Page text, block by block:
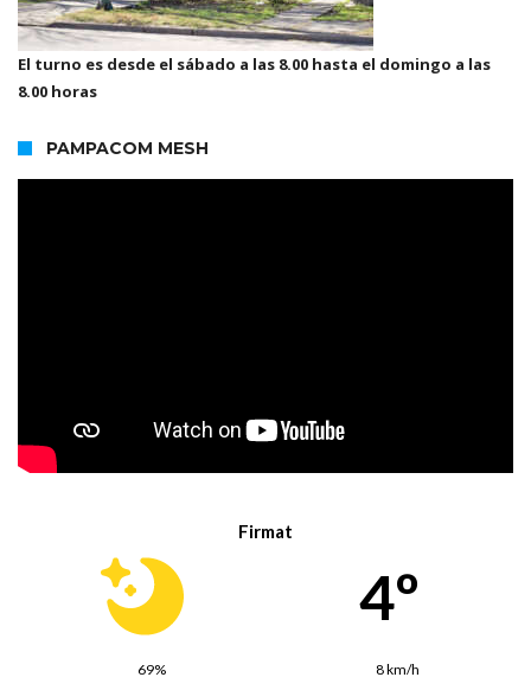
El turno es desde el sábado a las 8.00 hasta el domingo a las
8.00 horas
PAMPACOM MESH
Firmat
4º
69%
8 km/h